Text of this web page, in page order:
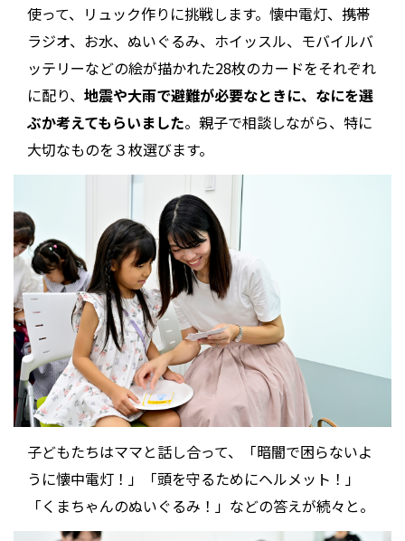
使って、リュック作りに挑戦します。懐中電灯、携帯
ラジオ、お水、ぬいぐるみ、ホイッスル、モバイルバ
ッテリーなどの絵が描かれた28枚のカードをそれぞれ
に配り、 地震や大雨で避難が必要なときに、なにを選
ぶか考えてもらいました。親子で相談しながら、特に
大切なものを３枚選びます。
子どもたちはママと話し合って、「暗闇で困らないよ
うに懐中電灯！」「頭を守るためにヘルメット！」
「くまちゃんのぬいぐるみ！」などの答えが続々と。